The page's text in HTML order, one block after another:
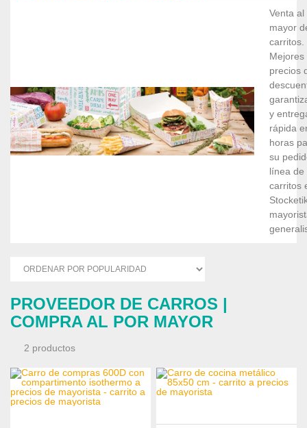
Venta al
mayor
carritos.
Mejores
precios
y
rápida
horas
su
línea de
carritos
PROVEEDOR DE CARROS |
COMPRA AL POR MAYOR
2 productos